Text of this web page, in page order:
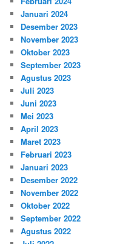
Januari 2024
Desember 2023
November 2023
Oktober 2023
September 2023
Agustus 2023
Juli 2023
Juni 2023
Mei 2023
April 2023
Maret 2023
Februari 2023
Januari 2023
Desember 2022
November 2022
Oktober 2022
September 2022
Agustus 2022